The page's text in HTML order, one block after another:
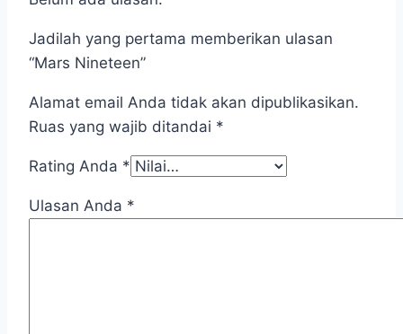
Jadilah yang pertama memberikan ulasan
“Mars Nineteen”
Alamat email Anda tidak akan dipublikasikan.
Ruas yang wajib ditandai *
Rating Anda *
Ulasan Anda *